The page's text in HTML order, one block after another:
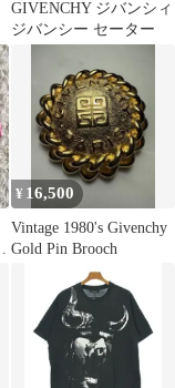
GIVENCHY ジバンシィ
ジバンシー セーター
¥ 16,500
Vintage 1980's Givenchy
Gold Pin Brooch